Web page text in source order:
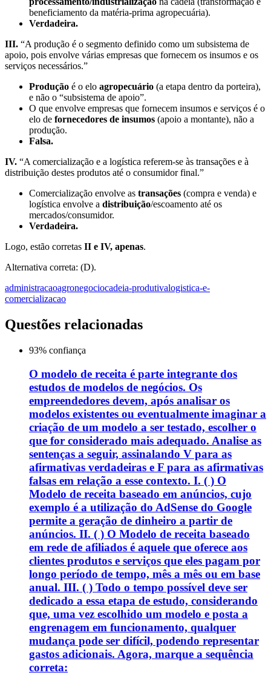
beneficiamento da matéria-prima agropecuária).
Verdadeira.
III. “A produção é o segmento definido como um subsistema de
apoio, pois envolve várias empresas que fornecem os insumos e os
serviços necessários.”
Produção é o elo agropecuário (a etapa dentro da porteira),
e não o “subsistema de apoio”.
O que envolve empresas que fornecem insumos e serviços é o
elo de fornecedores de insumos (apoio a montante), não a
produção.
Falsa.
IV. “A comercialização e a logística referem-se às transações e à
distribuição destes produtos até o consumidor final.”
Comercialização envolve as transações (compra e venda) e
logística envolve a distribuição/escoamento até os
mercados/consumidor.
Verdadeira.
Logo, estão corretas II e IV, apenas.
Alternativa correta: (D).
administracaoagronegociocadeia-produtivalogistica-e-
comercializacao
Questões relacionadas
93% confiança
O modelo de receita é parte integrante dos
estudos de modelos de negócios. Os
empreendedores devem, após analisar os
modelos existentes ou eventualmente imaginar a
criação de um modelo a ser testado, escolher o
que for considerado mais adequado. Analise as
sentenças a seguir, assinalando V para as
afirmativas verdadeiras e F para as afirmativas
falsas em relação a esse contexto. I. ( ) O
Modelo de receita baseado em anúncios, cujo
exemplo é a utilização do AdSense do Google
permite a geração de dinheiro a partir de
anúncios. II. ( ) O Modelo de receita baseado
em rede de afiliados é aquele que oferece aos
clientes produtos e serviços que eles pagam por
longo período de tempo, mês a mês ou em base
anual. III. ( ) Todo o tempo possível deve ser
dedicado a essa etapa de estudo, considerando
que, uma vez escolhido um modelo e posta a
engrenagem em funcionamento, qualquer
mudança pode ser difícil, podendo representar
gastos adicionais. Agora, marque a sequência
correta: